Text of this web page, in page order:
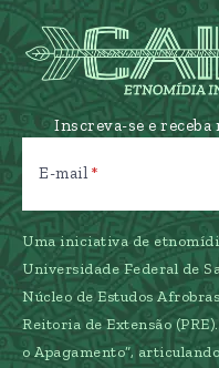
Inscreva-se e receba
E-mail
Uma iniciativa de
Universidade Federal de
Núcleo de Estudos
Reitoria de Extensão
o Apagamento”,